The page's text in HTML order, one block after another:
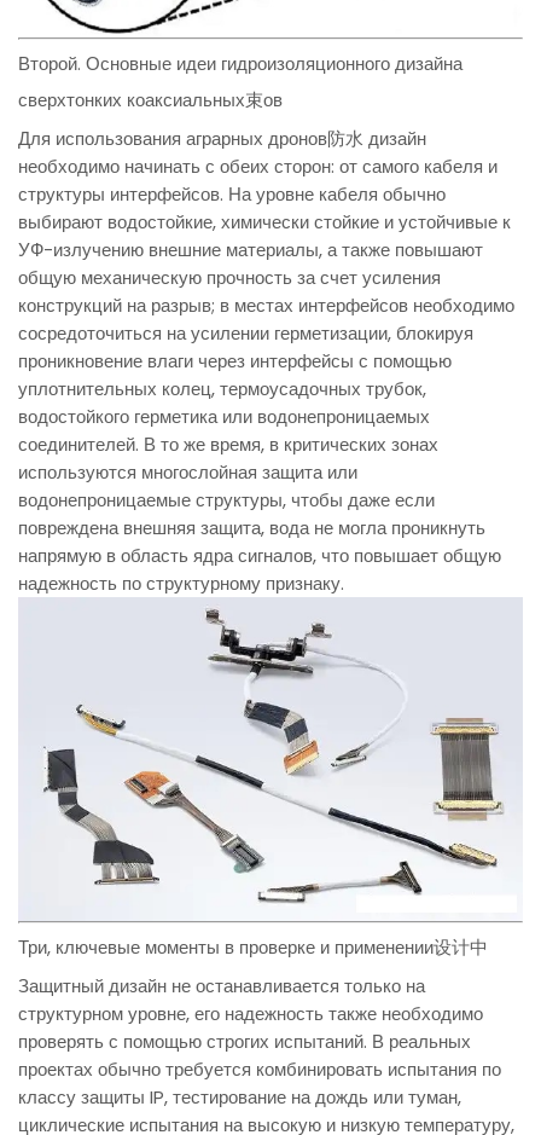
Второй. Основные идеи гидроизоляционного дизайна
сверхтонких коаксиальных束ов
Для использования аграрных дронов防水 дизайн
необходимо начинать с обеих сторон: от самого кабеля и
структуры интерфейсов. На уровне кабеля обычно
выбирают водостойкие, химически стойкие и устойчивые к
УФ-излучению внешние материалы, а также повышают
общую механическую прочность за счет усиления
конструкций на разрыв; в местах интерфейсов необходимо
сосредоточиться на усилении герметизации, блокируя
проникновение влаги через интерфейсы с помощью
уплотнительных колец, термоусадочных трубок,
водостойкого герметика или водонепроницаемых
соединителей. В то же время, в критических зонах
используются многослойная защита или
водонепроницаемые структуры, чтобы даже если
повреждена внешняя защита, вода не могла проникнуть
напрямую в область ядра сигналов, что повышает общую
надежность по структурному признаку.
Три, ключевые моменты в проверке и применении设计中
Защитный дизайн не останавливается только на
структурном уровне, его надежность также необходимо
проверять с помощью строгих испытаний. В реальных
проектах обычно требуется комбинировать испытания по
классу защиты IP, тестирование на дождь или туман,
циклические испытания на высокую и низкую температуру,